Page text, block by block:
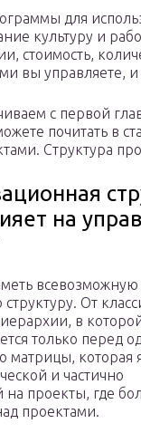
для
культуру и
стоимость,
вы управляете, и
с первой
почитать в
Структура
на
всевозможную
От
в
только перед
матрицы, которая
и частично
проекты, где
проектами.